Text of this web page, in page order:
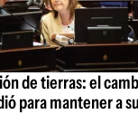
de tierras: el
para mantener a